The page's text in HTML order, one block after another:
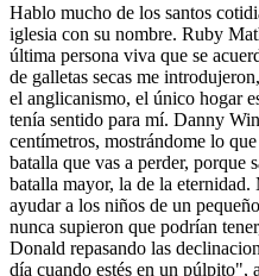
Hablo mucho de los santos
iglesia con su nombre. Ruby
última persona viva que se
de galletas secas me
el anglicanismo, el único hogar
tenía sentido para mí. Danny
centímetros, mostrándome lo
batalla que vas a perder, porque
batalla mayor, la de la
ayudar a los niños de un
nunca supieron que podrían
Donald repasando las
día cuando estés en un púlpito",